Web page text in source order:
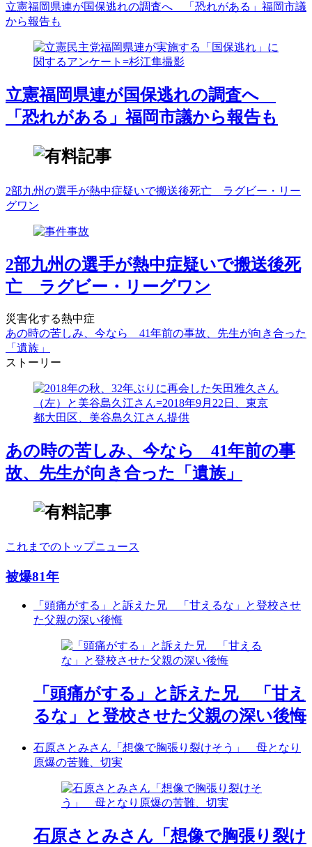
立憲福岡県連が国保逃れの調査へ 「恐れがある」福岡市議
から報告も
立憲福岡県連が国保逃れの調査へ
「恐れがある」福岡市議から報告も
2部九州の選手が熱中症疑いで搬送後死亡 ラグビー・リー
グワン
2部九州の選手が熱中症疑いで搬送後死
亡 ラグビー・リーグワン
災害化する熱中症
あの時の苦しみ、今なら 41年前の事故、先生が向き合った
「遺族」
ストーリー
あの時の苦しみ、今なら 41年前の事
故、先生が向き合った「遺族」
これまでのトップニュース
被爆81年
「頭痛がする」と訴えた兄 「甘えるな」と登校させ
た父親の深い後悔
「頭痛がする」と訴えた兄 「甘え
るな」と登校させた父親の深い後悔
石原さとみさん「想像で胸張り裂けそう」 母となり
原爆の苦難、切実
石原さとみさん「想像で胸張り裂け